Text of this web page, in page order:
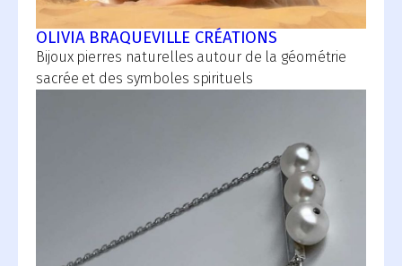
OLIVIA BRAQUEVILLE CRÉATIONS
Bijoux pierres naturelles autour de la géométrie
sacrée et des symboles spirituels